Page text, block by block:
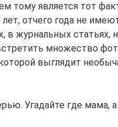
тому является тот
отчего года не
в журнальных статьях,
множество
выглядит
Угадайте где мама, а